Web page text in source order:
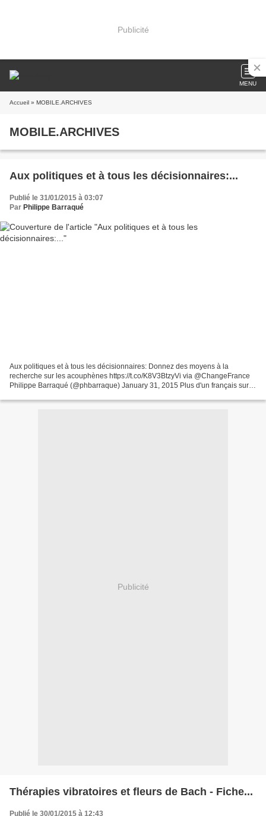
Publicité
MENU
Accueil » MOBILE.ARCHIVES
MOBILE.ARCHIVES
Aux politiques et à tous les décisionnaires:...
Publié le 31/01/2015 à 03:07
Par Philippe Barraqué
Aux politiques et à tous les décisionnaires: Donnez des moyens à la
recherche sur les acouphènes https://t.co/K8V3BtzyVi via @ChangeFrance
Philippe Barraqué (@phbarraque) January 31, 2015 Plus d'un français sur
Publicité
Thérapies vibratoires et fleurs de Bach - Fiche...
Publié le 30/01/2015 à 12:43